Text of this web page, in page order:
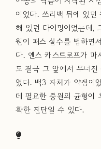
이었다. 쓰리백 뒤에 있던
해 있던 타이밍이었는데,
원이 패스 실수를 범하면
다. 옌스 카스트로프가 마
도 결국 그 앞에서 무너
였다. 백3 자체가 약점이
데 필요한 중원의 균형이
확한 진단일 수 있다.